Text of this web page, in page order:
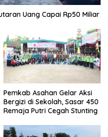
Uang Capai Rp50 Miliar
Pemkab Asahan Gelar Aksi
Bergizi di Sekolah, Sasar 450
Remaja Putri Cegah Stunting